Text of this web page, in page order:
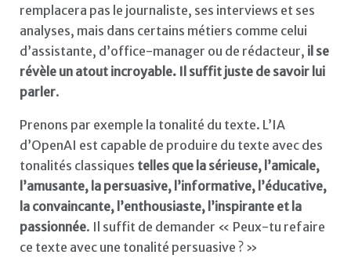
remplacera pas le journaliste, ses interviews et ses
analyses, mais dans certains métiers comme celui
d’assistante, d’office-manager ou de rédacteur, il se
révèle un atout incroyable. Il suffit juste de savoir lui
parler.
Prenons par exemple la tonalité du texte. L’IA
d’OpenAI est capable de produire du texte avec des
tonalités classiques telles que la sérieuse, l’amicale,
l’amusante, la persuasive, l’informative, l’éducative,
la convaincante, l’enthousiaste, l’inspirante et la
passionnée. Il suffit de demander « Peux-tu refaire
ce texte avec une tonalité persuasive ? »